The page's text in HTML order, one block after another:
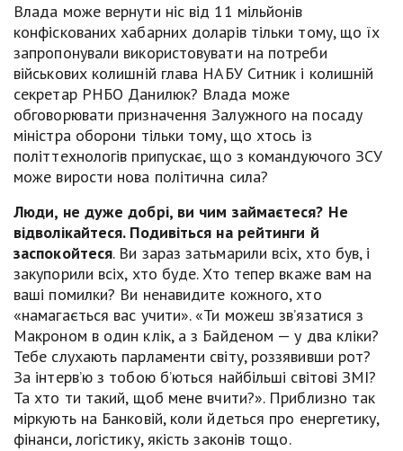
Влада може вернути ніс від 11 мільйонів
конфіскованих хабарних доларів тільки тому, що їх
запропонували використовувати на потреби
військових колишній глава НАБУ Ситник і колишній
секретар РНБО Данилюк? Влада може
обговорювати призначення Залужного на посаду
міністра оборони тільки тому, що хтось із
політтехнологів припускає, що з командуючого ЗСУ
може вирости нова політична сила?
Люди, не дуже добрі, ви чим займаєтеся? Не
відволікайтеся. Подивіться на рейтинги й
заспокойтеся. Ви зараз затьмарили всіх, хто був, і
закупорили всіх, хто буде. Хто тепер вкаже вам на
ваші помилки? Ви ненавидите кожного, хто
«намагається вас учити». «Ти можеш зв’язатися з
Макроном в один клік, а з Байденом — у два кліки?
Тебе слухають парламенти світу, роззявивши рот?
За інтерв’ю з тобою б’ються найбільші світові ЗМІ?
Та хто ти такий, щоб мене вчити?». Приблизно так
міркують на Банковій, коли йдеться про енергетику,
фінанси, логістику, якість законів тощо.